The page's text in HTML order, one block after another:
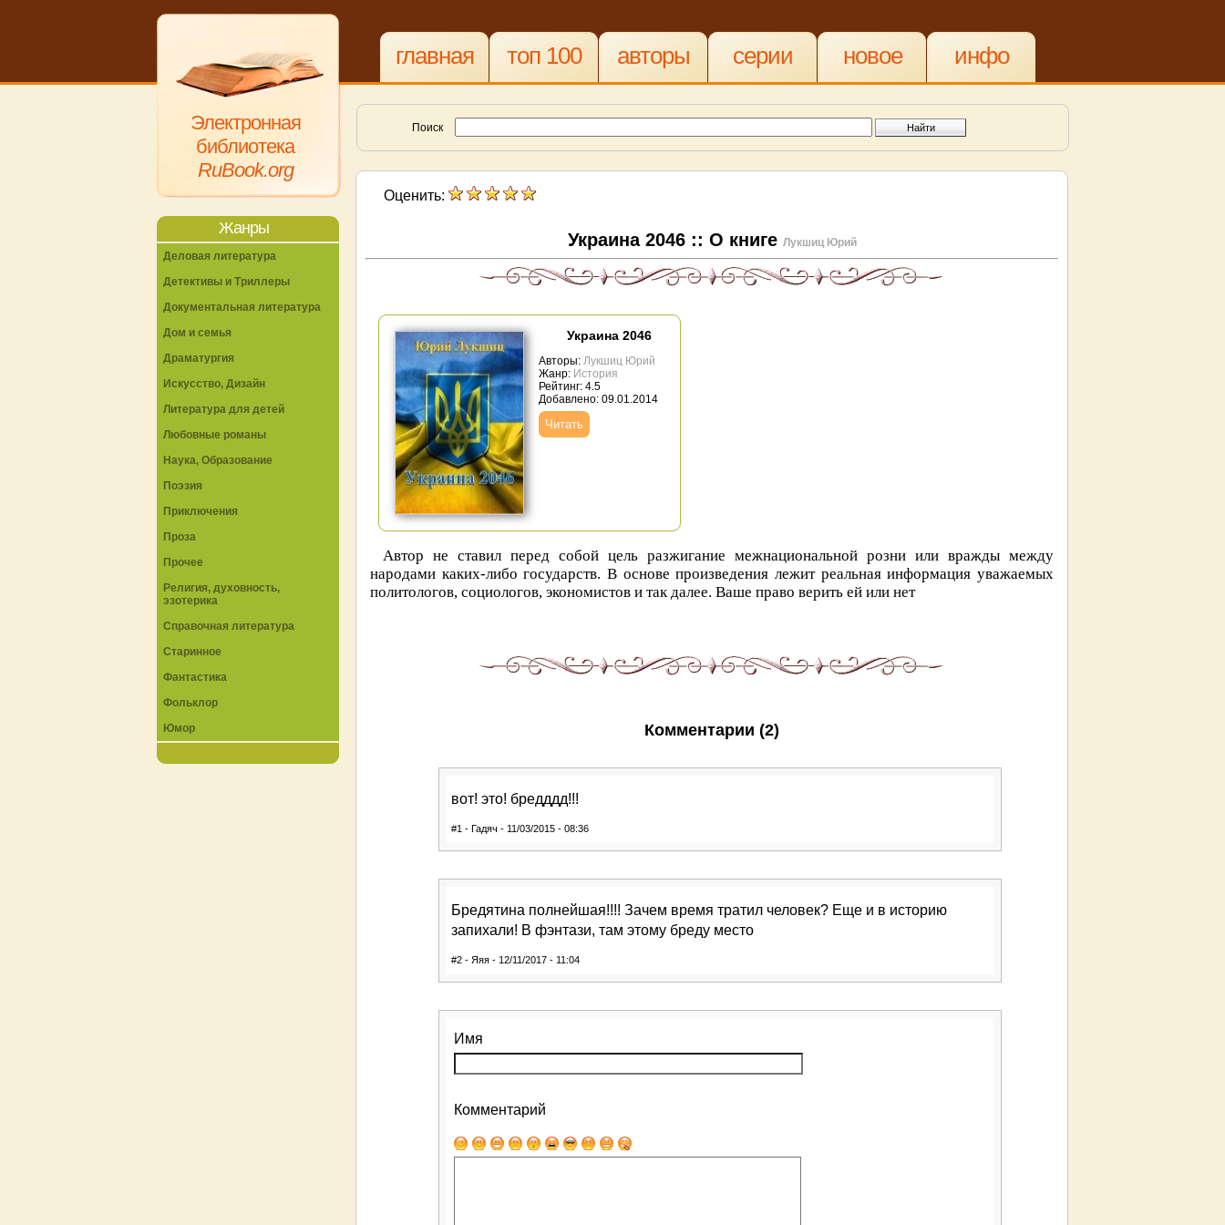
Электронная
библиотека
RuBook.org
главная топ 100 авторы серии новое инфо
Поиск
Оценить:
Украина 2046 :: О книге Лукшиц Юрий
Украина 2046
Авторы: Лукшиц Юрий
Жанр: История
Рейтинг: 4.5
Добавлено: 09.01.2014
Читать
Автор не ставил перед собой цель разжигание межнациональной розни или вражды между
народами каких-либо государств. В основе произведения лежит реальная информация уважаемых
политологов, социологов, экономистов и так далее. Ваше право верить ей или нет
Комментарии (2)
вот! это! бредддд!!!
#1 - Гадяч - 11/03/2015 - 08:36
Бредятина полнейшая!!!! Зачем время тратил человек? Еще и в историю
запихали! В фэнтази, там этому бреду место
#2 - Яяя - 12/11/2017 - 11:04
Имя
Комментарий
Жанры
Деловая литература
Детективы и Триллеры
Документальная литература
Дом и семья
Драматургия
Искусство, Дизайн
Литература для детей
Любовные романы
Наука, Образование
Поэзия
Приключения
Проза
Прочее
Религия, духовность,
эзотерика
Справочная литература
Старинное
Фантастика
Фольклор
Юмор